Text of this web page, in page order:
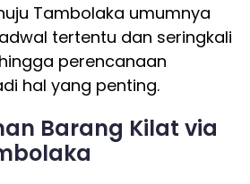
Tambolaka umumnya
tertentu dan seringkali
perencanaan
hal yang penting.
Barang Kilat via